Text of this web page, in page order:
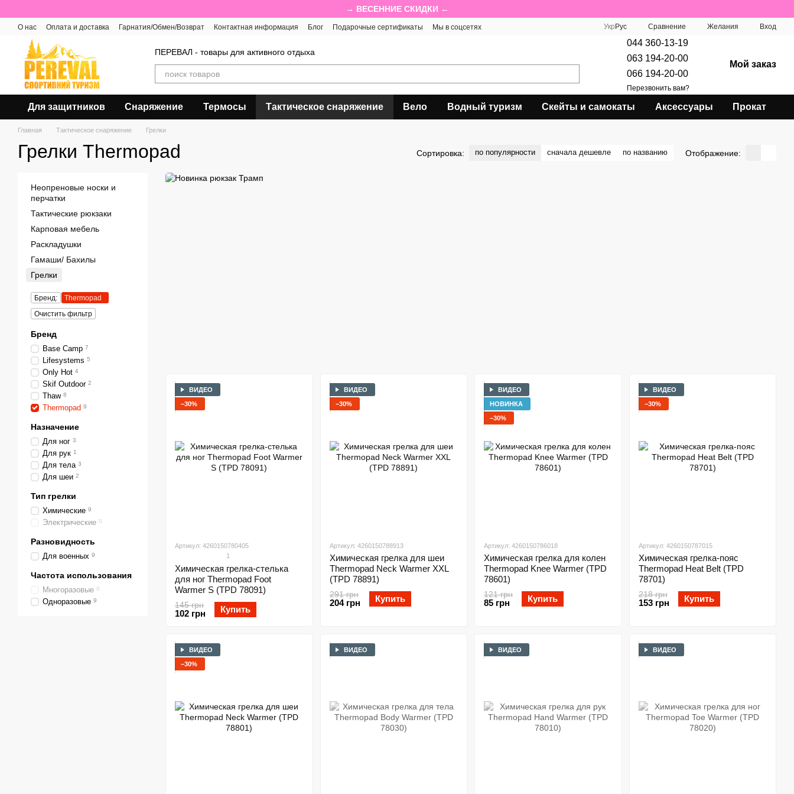
→ ВЕСЕННИЕ СКИДКИ ←
О нас Оплата и доставка Гарнатия/Обмен/Возврат Контактная информация Блог Подарочные сертификаты
Мы в соцсетях
Отзывы о магазине
Укр Рус Сравнение Желания Вход
ПЕРЕВАЛ - товары для активного отдыха
044 360-13-19
063 194-20-00
066 194-20-00
Перезвонить вам?
Мой заказ
Для защитников Снаряжение Термосы Тактическое снаряжение Вело Водный туризм Скейты и самокаты Аксессуары Прокат
Главная Тактическое снаряжение Грелки
Грелки Thermopad Сортировка: по популярности сначала дешевле по названию Отображение:
ВИДЕО
−30%
Артикул: 4260150780405
1
Химическая грелка-стелька
для ног Thermopad Foot
Warmer S (TPD 78091)
145 грн
102 грн Купить
ВИДЕО
−30%
Артикул: 4260150788913
Химическая грелка для шеи
Thermopad Neck Warmer XXL
(TPD 78891)
291 грн
204 грн Купить
ВИДЕО
НОВИНКА
−30%
Артикул: 4260150786018
Химическая грелка для колен
Thermopad Knee Warmer (TPD
78601)
121 грн
85 грн Купить
ВИДЕО
−30%
Артикул: 4260150787015
Химическая грелка-пояс
Thermopad Heat Belt (TPD
78701)
218 грн
153 грн Купить
ВИДЕО
−30%
ВИДЕО ВИДЕО ВИДЕО
Неопреновые носки и
перчатки
Тактические рюкзаки
Карповая мебель
Раскладушки
Гамаши/ Бахилы
Грелки
Бренд:
Thermopad
Очистить фильтр
Бренд
Base Camp 7
Lifesystems 5
Only Hot 4
Skif Outdoor 2
Thaw 8
Thermopad 9
Назначение
Для ног 3
Для рук 1
Для тела 3
Для шеи 2
Тип грелки
Химические 9
Электрические 0
Разновидность
Для военных 9
Частота использования
Многоразовые 0
Одноразовые 9